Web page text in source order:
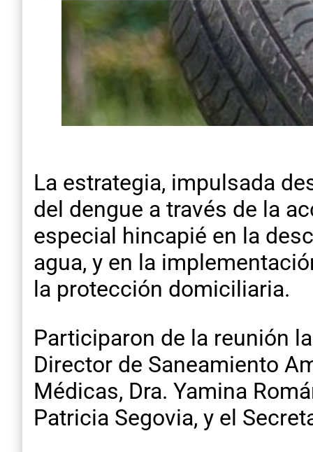
La estrategia, impulsada
del dengue a través de la
especial hincapié en la
agua, y en la
la protección domiciliaria.
Participaron de la reunión
Director de Saneamiento
Médicas, Dra. Yamina
Patricia Segovia, y el